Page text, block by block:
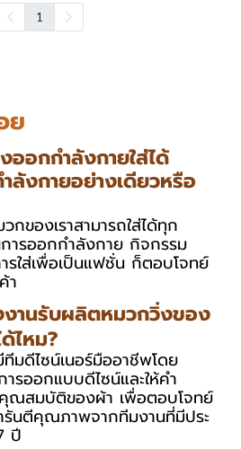
1
ย
ออกกำลังกายใส่ได้
ลังกายอย่างเดียวหรือ
กของเราสามารถใส่ได้ทุก
การออกกำลังกาย กิจกรรม
รใส่เพื่อเป็นแฟชั่น ก็ตอบโจทย์
า
งานรับผลิตหมวกวิ่งของ
ไหม?
มดีไซน์เนอร์มืออาชีพโดย
รออกแบบดีไซน์และให้คำ
คุณสมบัติของผ้า เพื่อตอบโจทย์
นตีคุณภาพจากทีมงานที่มีประ
ปี